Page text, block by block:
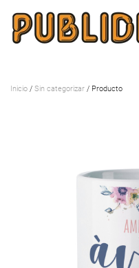
Inicio / Sin categorizar / Producto